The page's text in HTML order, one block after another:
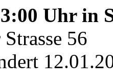
Uhr in
56